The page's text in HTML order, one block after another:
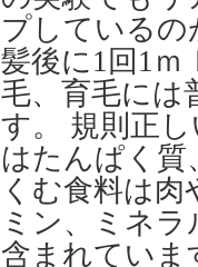
プしているの
髪後に1回1ｍ
毛、育毛には
す。 規則正
はたんぱく
くむ食料は
ミン、ミネ
含まれていま